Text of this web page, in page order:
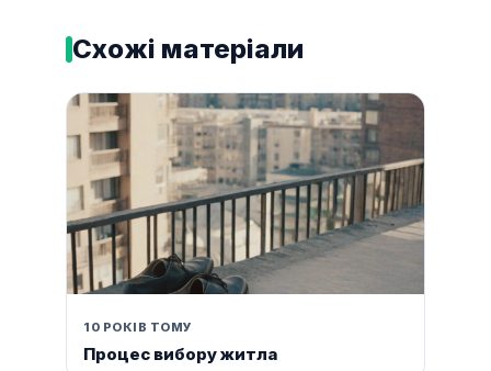
Схожі матеріали
10 РОКІВ ТОМУ
Процес вибору житла